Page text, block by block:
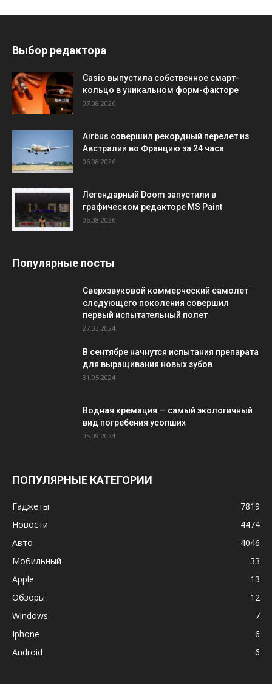
Выбор редактора
Casio выпустила собственное смарт-
кольцо в уникальном форм-факторе
07.08.2026
Airbus совершил рекордный перелет из
Австралии во Францию за 24 часа
06.08.2026
Легендарный Doom запустили в
графическом редакторе MS Paint
06.08.2026
Популярные посты
Сверхзвуковой коммерческий самолет
следующего поколения совершил
первый испытательный полет
27.03.2024
В сентябре начнутся испытания препарата
для выращивания новых зубов
31.05.2024
Водная кремация — самый экологичный
вид погребения усопших
05.09.2024
ПОПУЛЯРНЫЕ КАТЕГОРИИ
Гаджеты
7819
Новости
4474
Авто
4046
Мобильный
33
Apple
13
Обзоры
12
Windows
7
Iphone
6
Android
6